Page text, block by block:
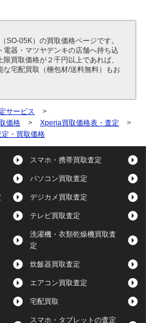
SO-05K）の買取価格ページです。
電器・マツヤデンキの店舗へ持ち込
買取価格が２千円以上であれば、
な宅配買取（梱包材/送料無料）もお
サービス
>
価格
> Xperia買取価格表・査定
>
・買取価格
スマホ・携帯買取査定
パソコン買取査定
デジカメ買取査定
テレビ買取査定
洗濯機・衣類乾燥機買取査
定
炊飯器買取査定
エアコン買取査定
宅配買取
スマホ・タブレットの査定